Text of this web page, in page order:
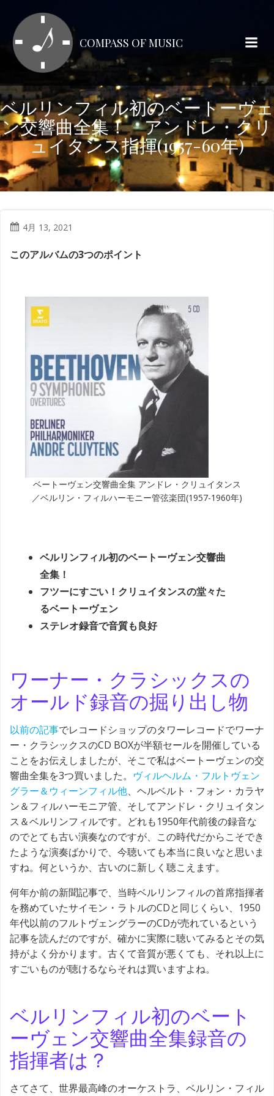
テ
ン
へ
ス
キ
ッ
プ
COMPASS OF MUSIC
ベルリンフィル初のベートーヴェ
ン交響曲全集！ アンドレ・クリ
ュイタンス指揮(1957-60年)
4月 13, 2021
このアルバムの3つのポイント
ベートーヴェン交響曲全集 アンドレ・クリュイタンス
／ベルリン・フィルハーモニー管弦楽団(1957-1960年)
ベルリンフィル初のベートーヴェン交響曲
全集！
フツーにすごい！クリュイタンスの堂々た
るベートーヴェン
ステレオ録音で音質も良好
ワーナー・クラシックスの
オールド録音の掘り出し物
以前の記事でレコードショップのタワーレコードでワーナ
ー・クラシックスのCD BOXが半額セールを開催している
ことをお伝えしましたが、そこで私はベートーヴェンの交
響曲全集を3つ買いました。 ヴィルヘルム・フルトヴェン
グラー＆ウィーンフィル他、ヘルベルト・フォン・カラヤ
ン＆フィルハーモニア管、そしてアンドレ・クリュイタン
ス＆ベルリンフィルです。どれも1950年代前後の録音な
のでとても古い演奏なのですが、この時代だからこそでき
たような演奏ばかりで、今聴いても本当に良いなと思いま
すね。何というか、古いのに新しく聴こえます。
何年か前の新聞記事で、当時ベルリンフィルの首席指揮者
を務めていたサイモン・ラトルのCDと同じくらい、1950
年代以前のフルトヴェングラーのCDが売れているという
記事を読んだのですが、確かに実際に聴いてみるとその気
持がよく分かります。古くて音質が悪くても、それ以上に
すごいものが聴けるならそれは買いますよね。
ベルリンフィル初のベート
ーヴェン交響曲全集録音の
指揮者は？
さてさて、世界最高峰のオーケストラ、ベルリン・フィル